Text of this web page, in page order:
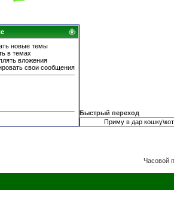
новые темы
в темах
вложения
свои сообщения
Быстрый переход
Часовой